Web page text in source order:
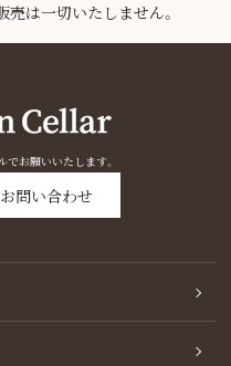
は一切いたしません。
お願いいたします。
お問い合わせ